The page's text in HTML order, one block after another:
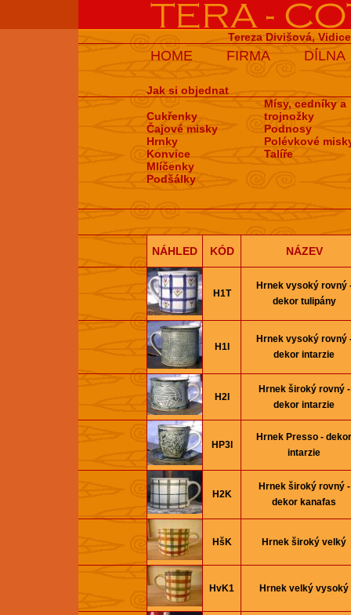
Tereza Divišová,
HOME FIRMA DÍLNA
Jak si objednat
Cukřenky
Čajové misky
Hrnky
Konvice
Mlíčenky
Podšálky
Mísy, cedníky a
trojnožky
Podnosy
Polévkové
Talíře
NÁHLED KÓD NÁZEV
H1T
Hrnek vysoký rovný
dekor tulipány
H1I
Hrnek vysoký rovný
dekor intarzie
H2I
Hrnek široký rovný -
dekor intarzie
HP3I
Hrnek Presso - dekor
intarzie
H2K
Hrnek široký rovný -
dekor kanafas
HšK Hrnek široký velký
HvK1 Hrnek velký vysoký